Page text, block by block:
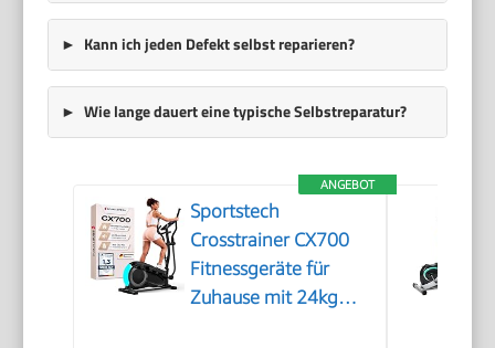
Kann ich jeden Defekt selbst reparieren?
Wie lange dauert eine typische Selbstreparatur?
ANGEBOT
Sportstech
Crosstrainer CX700
Fitnessgeräte für
Zuhause mit 24kg